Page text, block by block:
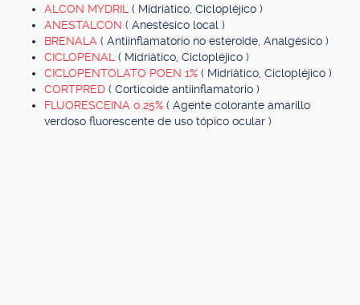
ALCON MYDRIL ( Midriático, Ciclopléjico )
ANESTALCON ( Anestésico local )
BRENALA ( Antiinflamatorio no esteroide, Analgésico )
CICLOPENAL ( Midriático, Ciclopléjico )
CICLOPENTOLATO POEN 1% ( Midriático, Ciclopléjico )
CORTPRED ( Corticoide antiinflamatorio )
FLUORESCEINA 0.25% ( Agente colorante amarillo
verdoso fluorescente de uso tópico ocular )